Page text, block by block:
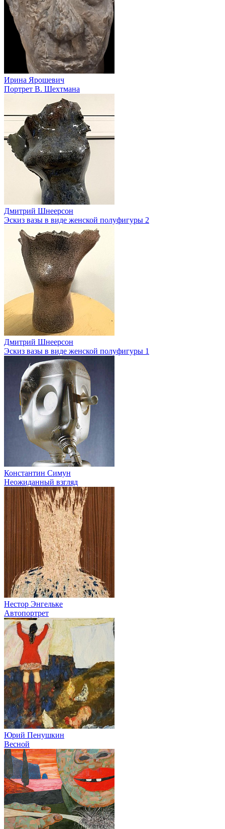
Ирина Ярошевич
Портрет В. Шехтмана
Дмитрий Шнеерсон
Эскиз вазы в виде женской полуфигуры 2
Дмитрий Шнеерсон
Эскиз вазы в виде женской полуфигуры 1
Константин Симун
Неожиданный взгляд
Нестор Энгельке
Автопортрет
Юрий Пенушкин
Весной